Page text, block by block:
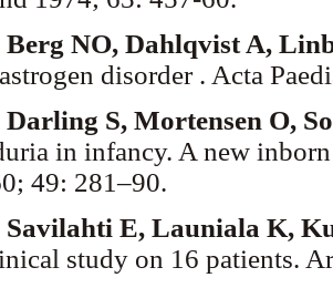
Berg NO, Dahlqvist A,
disorder . Acta
Darling S, Mortensen O,
in infancy. A new
49: 281–90.
Savilahti E, Launiala K,
study on 16 patients.